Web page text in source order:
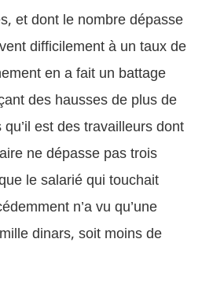
et dont le nombre dépasse
difficilement à un taux de
en a fait un battage
des hausses de plus de
est des travailleurs dont
ne dépasse pas trois
le salarié qui touchait
n’a vu qu’une
dinars, soit moins de